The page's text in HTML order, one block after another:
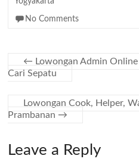
No Comments
← Lowongan Admin
Cari Sepatu
Lowongan Cook, Helper,
Prambanan →
Leave a Reply